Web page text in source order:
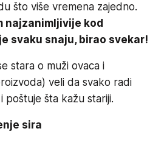
što više vremena zajedno.
najzanimljivije kod
svaku snaju, birao svekar!
stara o muži ovaca i
veli da svako radi
poštuje šta kažu stariji.
sira